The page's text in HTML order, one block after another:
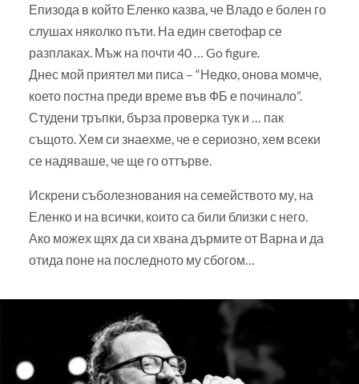
Епизода в който Еленко казва, че Владо е болен го
слушах няколко пъти. На един светофар се
разплаках. Мъж на почти 40 … Go figure.
Днес мой приятел ми писа – “Недко, онова момче,
което постна преди време във ФБ е починало”.
Студени тръпки, бърза проверка тук и … пак
същото. Хем си знаехме, че е сериозно, хем всеки
се надяваше, че ще го оттърве.
Искрени съболезнования на семейството му, на
Еленко и на всички, които са били близки с него.
Ако можех щях да си хвана дърмите от Варна и да
отида поне на последното му сбогом…